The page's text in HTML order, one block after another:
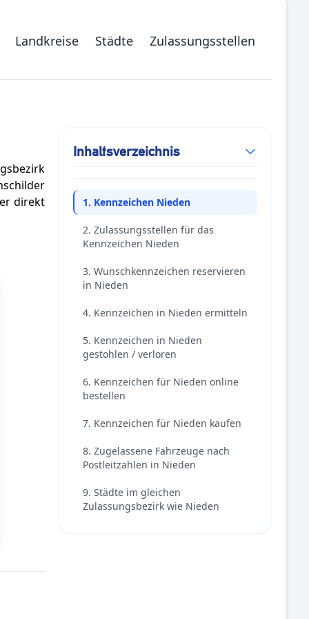
Landkreise Städte Zulassungsstellen
direkt
Inhaltsverzeichnis
1. Kennzeichen Nieden
2. Zulassungsstellen für das
Kennzeichen Nieden
3. Wunschkennzeichen reservieren
in Nieden
4. Kennzeichen in Nieden ermitteln
5. Kennzeichen in Nieden
gestohlen / verloren
6. Kennzeichen für Nieden online
bestellen
7. Kennzeichen für Nieden kaufen
8. Zugelassene Fahrzeuge nach
Postleitzahlen in Nieden
9. Städte im gleichen
Zulassungsbezirk wie Nieden